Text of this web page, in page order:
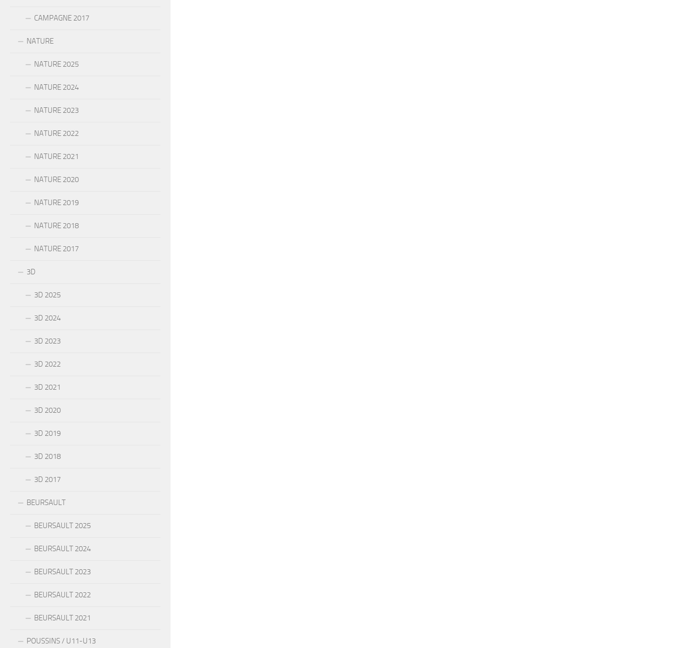
CAMPAGNE 2017
NATURE
NATURE 2025
NATURE 2024
NATURE 2023
NATURE 2022
NATURE 2021
NATURE 2020
NATURE 2019
NATURE 2018
NATURE 2017
3D
3D 2025
3D 2024
3D 2023
3D 2022
3D 2021
3D 2020
3D 2019
3D 2018
3D 2017
BEURSAULT
BEURSAULT 2025
BEURSAULT 2024
BEURSAULT 2023
BEURSAULT 2022
BEURSAULT 2021
POUSSINS / U11-U13